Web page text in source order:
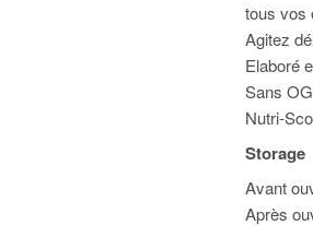
tous vos
Agitez
Elaboré
Sans
Nutri-
Storage
Avant
Après